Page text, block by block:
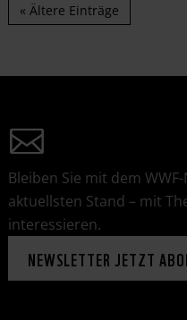
« Ältere Einträge
Bleiben Sie mit dem
aktuellsten Stand – mit
interessieren.
NEWSLETTER JETZT